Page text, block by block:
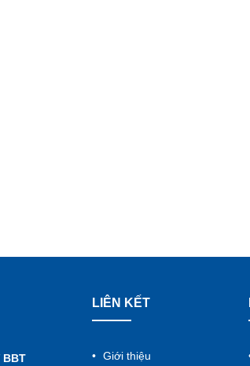
BBT
LIÊN KẾT
Giới thiệu